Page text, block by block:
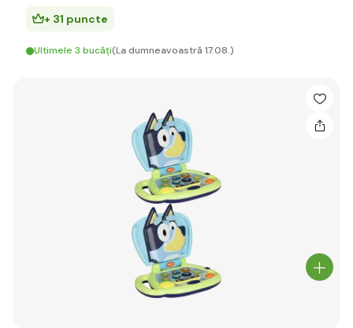
+ 31 puncte
Ultimele 3 bucăți(La dumneavoastră 17.08.)